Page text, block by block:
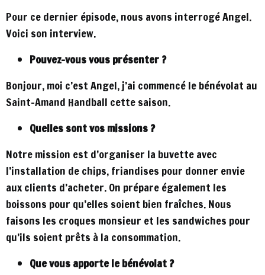
Pour ce dernier épisode, nous avons interrogé Angel.
Voici son interview.
Pouvez-vous vous présenter ?
Bonjour, moi c’est Angel, j’ai commencé le bénévolat au
Saint-Amand Handball cette saison.
Quelles sont vos missions ?
Notre mission est d’organiser la buvette avec
l’installation de chips, friandises pour donner envie
aux clients d’acheter. On prépare également les
boissons pour qu’elles soient bien fraîches. Nous
faisons les croques monsieur et les sandwiches pour
qu’ils soient prêts à la consommation.
Que vous apporte le bénévolat ?